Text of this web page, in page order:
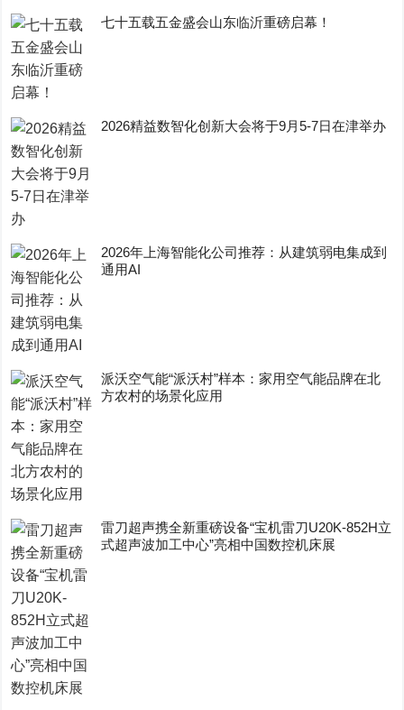
七十五载五金盛会山东临沂重磅启幕！
2026精益数智化创新大会将于9月5-7日在津举办
2026年上海智能化公司推荐：从建筑弱电集成到
通用AI
派沃空气能“派沃村”样本：家用空气能品牌在北
方农村的场景化应用
雷刀超声携全新重磅设备“宝机雷刀U20K-852H立
式超声波加工中心”亮相中国数控机床展